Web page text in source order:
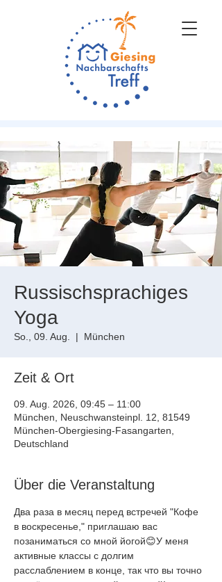
Russischsprachiges
Yoga
So., 09. Aug.
  |
München
Zeit & Ort
09. Aug. 2026, 09:45 – 11:00
München, Neuschwansteinpl. 12, 81549
München-Obergiesing-Fasangarten,
Deutschland
Über die Veranstaltung
Два раза в месяц перед встречей "Кофе
в воскресенье," приглашаю вас
позаниматься со мной йогой😊У меня
активные классы с долгим
расслаблением в конце, так что вы точно